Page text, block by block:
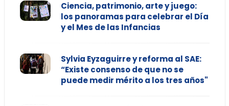
Ciencia, patrimonio, arte y juego:
los panoramas para celebrar el Día
y el Mes de las Infancias
Sylvia Eyzaguirre y reforma al SAE:
“Existe consenso de que no se
puede medir mérito a los tres años"